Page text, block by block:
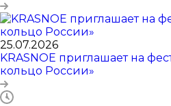
25.07.2026
KRASNOE приглашает на
кольцо России»